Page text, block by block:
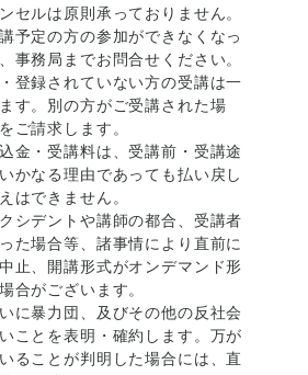
セルは原則承っておりません。
予定の方の参加ができなくなっ
事務局までお問合せください。
登録されていない方の受講は一
す。別の方がご受講された場
ご請求します。
金・受講料は、受講前・受講途
かなる理由であっても払い戻し
はできません。
シデントや講師の都合、受講者
た場合等、諸事情により直前に
止、開講形式がオンデマンド形
合がございます。
に暴力団、及びその他の反社会
ことを表明・確約します。万が
ることが判明した場合には、直